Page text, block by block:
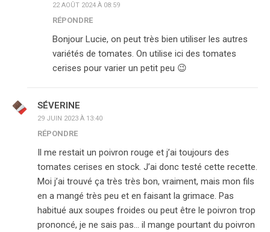
22 AOÛT 2024 À 08:59
RÉPONDRE
Bonjour Lucie, on peut très bien utiliser les autres
variétés de tomates. On utilise ici des tomates
cerises pour varier un petit peu 😉
SÉVERINE
29 JUIN 2023 À 13:40
RÉPONDRE
Il me restait un poivron rouge et j’ai toujours des
tomates cerises en stock. J’ai donc testé cette recette.
Moi j’ai trouvé ça très très bon, vraiment, mais mon fils
en a mangé très peu et en faisant la grimace. Pas
habitué aux soupes froides ou peut être le poivron trop
prononcé, je ne sais pas… il mange pourtant du poivron